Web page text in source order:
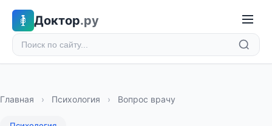
Доктор.ру
Главная › Психология › Вопрос врачу